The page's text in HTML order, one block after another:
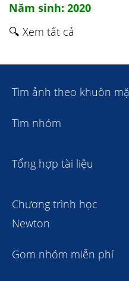
Năm sinh: 2020
🔍 Xem tất cả
Tìm ảnh theo khuôn
Tìm nhóm
Tổng hợp tài liệu
Chương trình học
Newton
Gom nhóm miễn phí